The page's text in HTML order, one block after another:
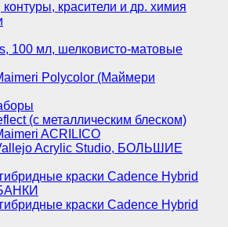
контуры, красители и др. химия
100 мл, шелковисто-матовые
Polycolor (Маймери
(с металлическим блеском)
ACRILICO
Acrylic Studio, БОЛЬШИЕ
краски Cadence Hybrid
краски Cadence Hybrid